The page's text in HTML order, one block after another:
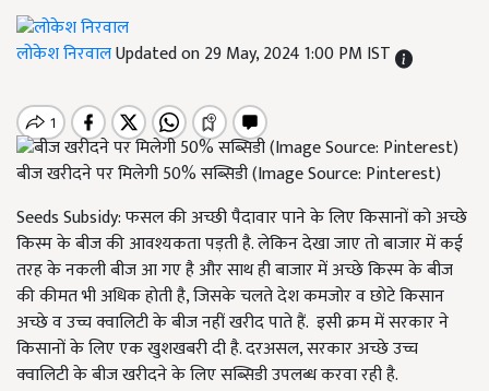
लोकेश निरवालUpdated on 29 May, 2024 1:00 PM IST
बीज खरीदने पर मिलेगी 50% सब्सिडी (Image Source: Pinterest)
Seeds Subsidy: फसल की अच्छी पैदावार पाने के लिए किसानों को अच्छे
किस्म के बीज की आवश्यकता पड़ती है. लेकिन देखा जाए तो बाजार में कई
तरह के नकली बीज आ गए है और साथ ही बाजार में अच्छे किस्म के बीज
की कीमत भी अधिक होती है,जिसके चलते देश कमजोर व छोटे किसान
अच्छे व उच्च क्वालिटी के बीज नहीं खरीद पाते हैं. इसी क्रम में सरकार ने
किसानों के लिए एक खुशखबरी दी है. दरअसल, सरकार अच्छे उच्च
क्वालिटी के बीज खरीदने के लिए सब्सिडी उपलब्ध करवा रही है.